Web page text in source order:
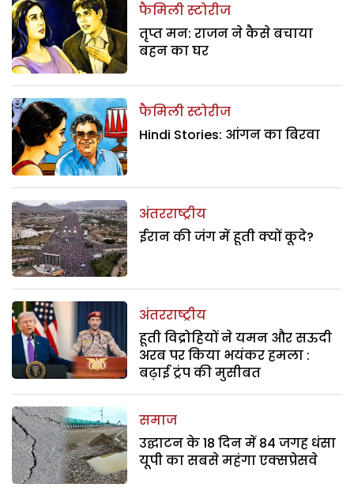
फैमिली स्टोरीज
तृप्त मन: राजन ने कैसे बचाया
बहन का घर
फैमिली स्टोरीज
Hindi Stories: आंगन का बिरवा
अंतरराष्ट्रीय
ईरान की जंग में हूती क्यों कूदे?
अंतरराष्ट्रीय
हूती विद्रोहियों ने यमन और सऊदी
अरब पर किया भयंकर हमला :
बढ़ाई ट्रंप की मुसीबत
समाज
उद्घाटन के 18 दिन में 84 जगह धंसा
यूपी का सबसे महंगा एक्सप्रेसवे